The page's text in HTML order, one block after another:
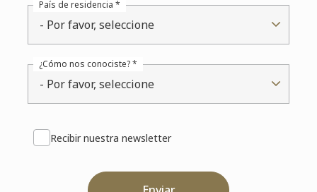
- Por favor, seleccione
País de residencia *
- Por favor, seleccione
¿Cómo nos conociste? *
Recibir nuestra newsletter